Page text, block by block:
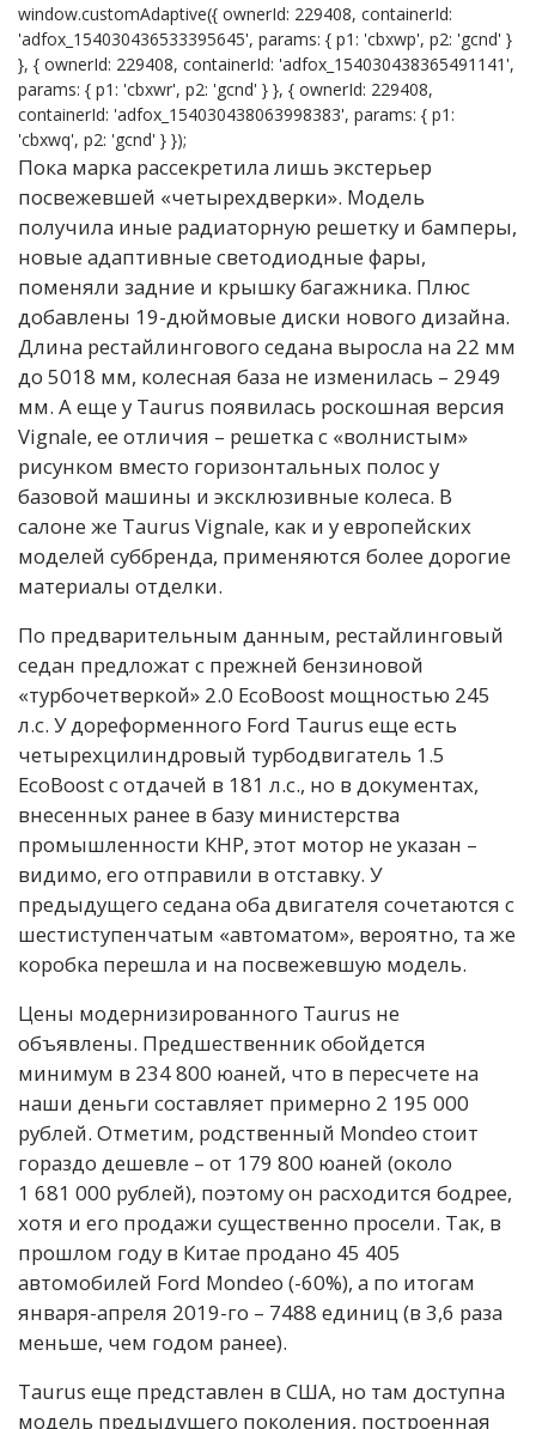
window.customAdaptive({ ownerId: 229408, containerId:
'adfox_154030436533395645', params: { p1: 'cbxwp', p2: 'gcnd' }
}, { ownerId: 229408, containerId: 'adfox_154030438365491141',
params: { p1: 'cbxwr', p2: 'gcnd' } }, { ownerId: 229408,
containerId: 'adfox_154030438063998383', params: { p1:
'cbxwq', p2: 'gcnd' } });
Пока марка рассекретила лишь экстерьер
посвежевшей «четырехдверки». Модель
получила иные радиаторную решетку и бамперы,
новые адаптивные светодиодные фары,
поменяли задние и крышку багажника. Плюс
добавлены 19-дюймовые диски нового дизайна.
Длина рестайлингового седана выросла на 22 мм
до 5018 мм, колесная база не изменилась – 2949
мм. А еще у Taurus появилась роскошная версия
Vignale, ее отличия – решетка с «волнистым»
рисунком вместо горизонтальных полос у
базовой машины и эксклюзивные колеса. В
салоне же Taurus Vignale, как и у европейских
моделей суббренда, применяются более дорогие
материалы отделки.
По предварительным данным, рестайлинговый
седан предложат с прежней бензиновой
«турбочетверкой» 2.0 EcoBoost мощностью 245
л.с. У дореформенного Ford Taurus еще есть
четырехцилиндровый турбодвигатель 1.5
EcoBoost с отдачей в 181 л.с., но в документах,
внесенных ранее в базу министерства
промышленности КНР, этот мотор не указан –
видимо, его отправили в отставку. У
предыдущего седана оба двигателя сочетаются с
шестиступенчатым «автоматом», вероятно, та же
коробка перешла и на посвежевшую модель.
Цены модернизированного Taurus не
объявлены. Предшественник обойдется
минимум в 234 800 юаней, что в пересчете на
наши деньги составляет примерно 2 195 000
рублей. Отметим, родственный Mondeo стоит
гораздо дешевле – от 179 800 юаней (около
1 681 000 рублей), поэтому он расходится бодрее,
хотя и его продажи существенно просели. Так, в
прошлом году в Китае продано 45 405
автомобилей Ford Mondeo (-60%), а по итогам
января-апреля 2019-го – 7488 единиц (в 3,6 раза
меньше, чем годом ранее).
Taurus еще представлен в США, но там доступна
модель предыдущего поколения, построенная